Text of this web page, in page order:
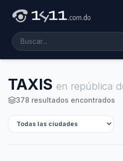
TAXIS en república
378 resultados encontrados